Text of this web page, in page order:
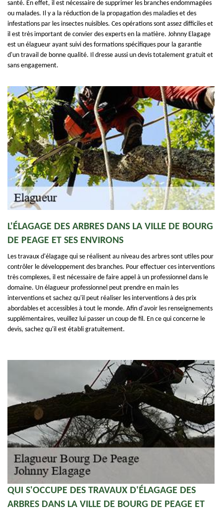
santé. En effet, il est nécessaire de supprimer les branches endommagées
ou malades. Il y a la réduction de la propagation des maladies et des
infestations par les insectes nuisibles. Ces opérations sont assez difficiles et
il est très important de convier des experts en la matière. Johnny Elagage
est un élagueur ayant suivi des formations spécifiques pour la garantie
d'un travail de bonne qualité. Il dresse aussi un devis totalement gratuit et
sans engagement.
L'ÉLAGAGE DES ARBRES DANS LA VILLE DE BOURG
DE PEAGE ET SES ENVIRONS
Les travaux d'élagage qui se réalisent au niveau des arbres sont utiles pour
contrôler le développement des branches. Pour effectuer ces interventions
très complexes, il est nécessaire de faire appel à un professionnel dans le
domaine. Un élagueur professionnel peut prendre en main les
interventions et sachez qu'il peut réaliser les interventions à des prix
abordables et accessibles à tout le monde. Afin d'avoir les renseignements
supplémentaires, veuillez lui passer un coup de fil. En ce qui concerne le
devis, sachez qu'il est établi gratuitement.
QUI S'OCCUPE DES TRAVAUX D'ÉLAGAGE DES
ARBRES DANS LA VILLE DE BOURG DE PEAGE ET